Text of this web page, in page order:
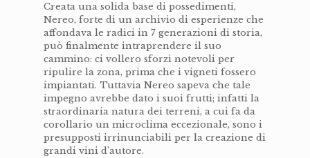
Creata una solida base di possedimenti,
Nereo, forte di un archivio di esperienze che
affondava le radici in 7 generazioni di storia,
può finalmente intraprendere il suo
cammino: ci vollero sforzi notevoli per
ripulire la zona, prima che i vigneti fossero
impiantati. Tuttavia Nereo sapeva che tale
impegno avrebbe dato i suoi frutti; infatti la
straordinaria natura dei terreni, a cui fa da
corollario un microclima eccezionale, sono i
presupposti irrinunciabili per la creazione di
grandi vini d’autore.